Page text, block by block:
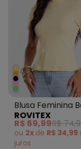
Blusa Feminina
em Ribana com
Amarelo
ROVITEX
R$ 69,99R$
ou 2x de R$ 34,99
juros